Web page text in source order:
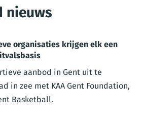
nieuws
organisaties krijgen elk een
aanbod in Gent uit te
in zee met KAA Gent Foundation,
Basketball.